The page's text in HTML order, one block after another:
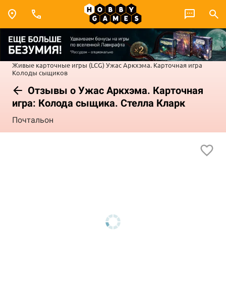
Живые карточные игры (LCG)Ужас Аркхэма. Карточная игра
Колоды сыщиков
Отзывы о Ужас Аркхэма. Карточная
игра: Колода сыщика. Стелла Кларк
Почтальон